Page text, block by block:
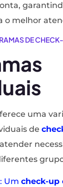
o melhor
DE
uma
de
: Um check-up